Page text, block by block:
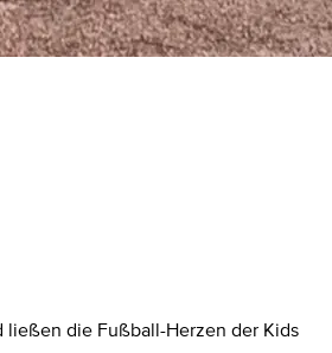
die Fußball-Herzen der Kids